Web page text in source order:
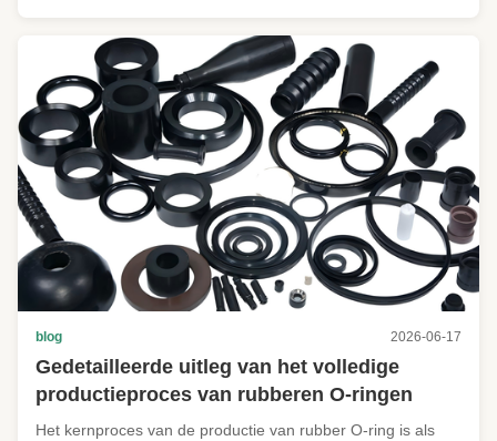
hechting tussen rubber en metaalOplossingen vereisen een
alomvattende aanpak die de ...
blog 2026-06-17
Gedetailleerde uitleg van het volledige
productieproces van rubberen O-ringen
Het kernproces van de productie van rubber O-ring is als